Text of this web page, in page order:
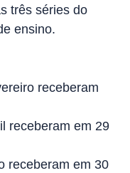
três séries do
ensino.
receberam
receberam em 29
receberam em 30